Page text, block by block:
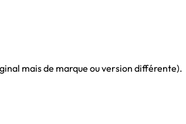
mais de marque ou version différente).